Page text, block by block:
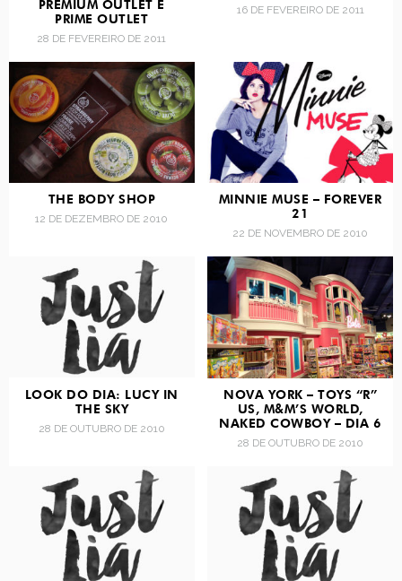
PREMIUM OUTLET E
PRIME OUTLET
28 DE FEVEREIRO DE 2011
16 DE FEVEREIRO DE 2011
THE BODY SHOP
12 DE DEZEMBRO DE 2010
MINNIE MUSE – FOREVER
21
22 DE NOVEMBRO DE 2010
LOOK DO DIA: LUCY IN
THE SKY
28 DE OUTUBRO DE 2010
NOVA YORK – TOYS “R”
US, M&M’S WORLD,
NAKED COWBOY – DIA 6
28 DE OUTUBRO DE 2010